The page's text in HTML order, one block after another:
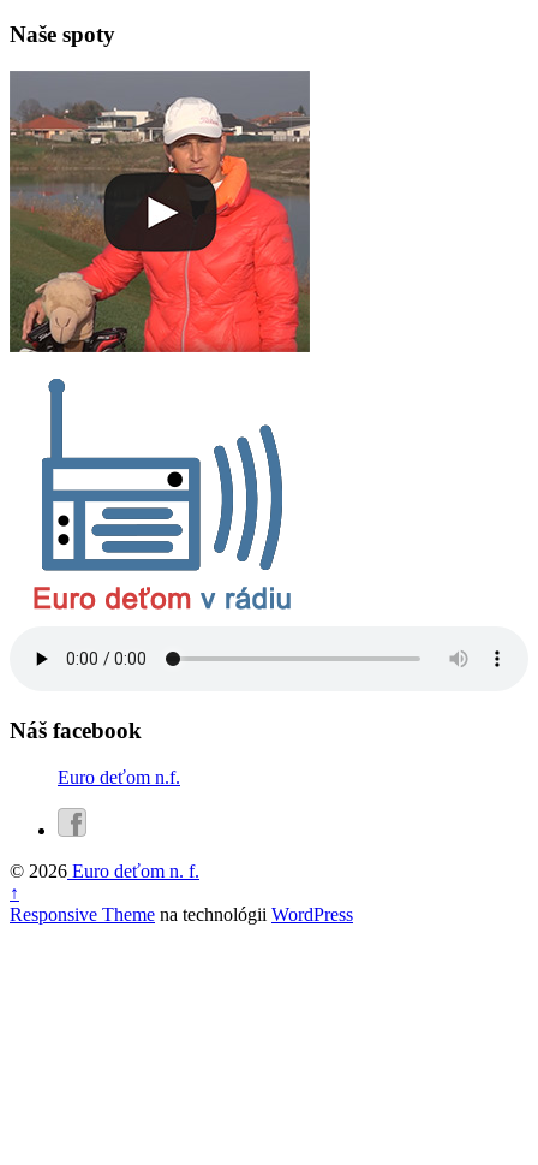
Naše spoty
Náš facebook
Euro deťom n.f.
© 2026 Euro deťom n. f.
↑
Responsive Theme na technológii WordPress